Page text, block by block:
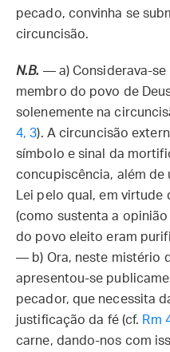
pecado, convinha se
circuncisão.
N.B. — a) Considerava-se
membro do povo de
solenemente na
4, 3). A circuncisão
símbolo e sinal da
concupiscência, além de
Lei pelo qual, em
(como sustenta a
do povo eleito eram
— b) Ora, neste mistério
apresentou-se
pecador, que necessita
justificação da fé (cf. Rm
carne, dando-nos com